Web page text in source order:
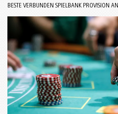
BESTE VERBUNDEN SPIELBANK PROVISION